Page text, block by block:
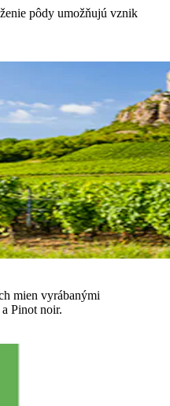
pôdy umožňujú vznik
mien vyrábanými
Pinot noir.